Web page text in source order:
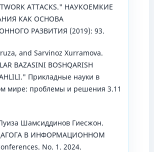
ATTACKS." НАУКОЕМКИЕ
КАК ОСНОВА
РАЗВИТИЯ (2019): 93.
and Sarvinoz Xurramova.
BAZASINI BOSHQARISH
Прикладные науки в
мире: проблемы и решения 3.11
Шамсиддинов Гиесжон.
В ИНФОРМАЦИОННОМ
No. 1. 2024.